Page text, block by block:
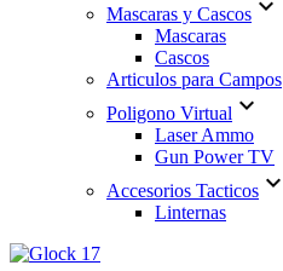
Mascaras y Cascos 
Mascaras
Cascos
Articulos para Campos
Poligono Virtual 
Laser Ammo
Gun Power TV
Accesorios Tacticos 
Linternas